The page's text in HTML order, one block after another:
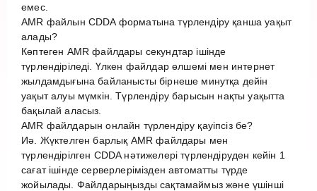
емес.
AMR файлын CDDA форматына түрлендіру қанша уақыт
алады?
Көптеген AMR файлдары секундтар ішінде
түрлендіріледі. Үлкен файлдар өлшемі мен интернет
жылдамдығына байланысты бірнеше минутқа дейін
уақыт алуы мүмкін. Түрлендіру барысын нақты уақытта
бақылай аласыз.
AMR файлдарын онлайн түрлендіру қауіпсіз бе?
Иә. Жүктелген барлық AMR файлдары мен
түрлендірілген CDDA нәтижелері түрлендіруден кейін 1
сағат ішінде серверлерімізден автоматты түрде
жойылады. Файлдарыңызды сақтамаймыз және үшінші